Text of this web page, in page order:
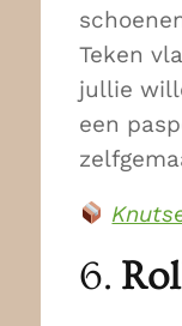
Teken
jullie
een
6.